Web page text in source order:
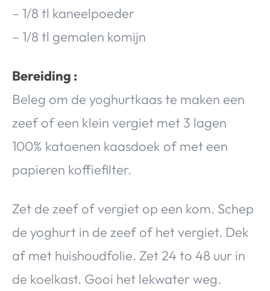
– 1/8 tl kaneelpoeder
– 1/8 tl gemalen komijn
Bereiding :
Beleg om de yoghurtkaas te maken een
zeef of een klein vergiet met 3 lagen
100% katoenen kaasdoek of met een
papieren koffiefilter.
Zet de zeef of vergiet op een kom. Schep
de yoghurt in de zeef of het vergiet. Dek
af met huishoudfolie. Zet 24 to 48 uur in
de koelkast. Gooi het lekwater weg.